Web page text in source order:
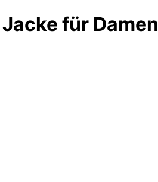
für Damen